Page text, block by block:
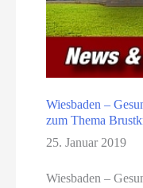
Wiesbaden –
zum Thema
25. Januar 2019
Wiesbaden –